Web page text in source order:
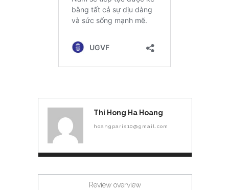
Thi Hong Ha Hoang
hoangparis10@gmail.com
Review overview